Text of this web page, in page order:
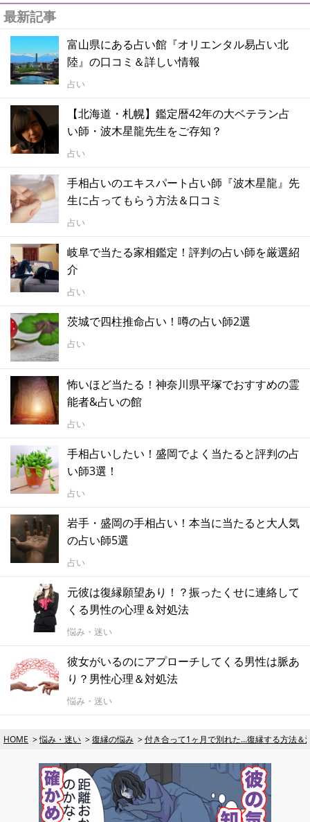
最新記事
富山県にある占い館『オリエンタル易占い北
陸』の口コミ＆詳しい情報
占い
【北海道・札幌】鑑定暦42年の大ベテラン占
い師・波木星龍先生をご存知？
占い
手相占いのエキスパート占い師『波木星龍』先
生に占ってもらう方法＆口コミ
占い
岐阜で当たる家相鑑定！評判の占い師を厳選紹
介
占い
茨城で四柱推命占い！噂の占い師2選
占い
怖いほど当たる！神奈川県平塚でおすすめの霊
能者&占いの館
占い
手相占いしたい！盛岡でよく当たると評判の占
い師3選！
占い
岩手・盛岡の手相占い！本当に当たると大人気
の占い師5選
占い
元彼は復縁願望あり！？振ったくせに連絡して
くる男性の心理＆対処法
悩み・迷い
彼女がいるのにアプローチしてくる男性は脈あ
り？男性心理＆対処法
悩み・迷い
HOME 悩み・迷い 復縁の悩み 付き合って1ヶ月で別れた…復縁する方法＆